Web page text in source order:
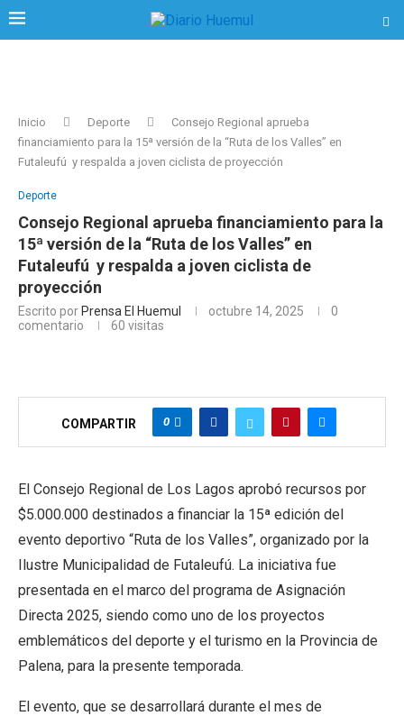
Inicio Deporte
Consejo Regional aprueba
financiamiento para la 15ª versión de la “Ruta de los Valles” en
Futaleufú y respalda a joven ciclista de proyección
Deporte
Consejo Regional aprueba financiamiento para la
15ª versión de la “Ruta de los Valles” en
Futaleufú y respalda a joven ciclista de
proyección
Escrito por Prensa El Huemul octubre 14, 2025
0
comentario
60 visitas
COMPARTIR 0
El Consejo Regional de Los Lagos aprobó recursos por
$5.000.000 destinados a financiar la 15ª edición del
evento deportivo “Ruta de los Valles”, organizado por la
Ilustre Municipalidad de Futaleufú. La iniciativa fue
presentada en el marco del programa de Asignación
Directa 2025, siendo como uno de los proyectos
emblemáticos del deporte y el turismo en la Provincia de
Palena, para la presente temporada.
El evento, que se desarrollará durante el mes de